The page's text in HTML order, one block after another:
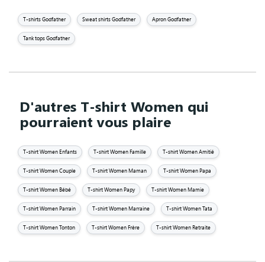
T-shirts Godfather Sweat shirts Godfather Apron Godfather
Tank tops Godfather
D'autres T-shirt Women qui
pourraient vous plaire
T-shirt Women Enfants T-shirt Women Famille T-shirt Women Amitié
T-shirt Women Couple T-shirt Women Maman T-shirt Women Papa
T-shirt Women Bébé T-shirt Women Papy T-shirt Women Mamie
T-shirt Women Parrain T-shirt Women Marraine T-shirt Women Tata
T-shirt Women Tonton T-shirt Women Frère T-shirt Women Retraite